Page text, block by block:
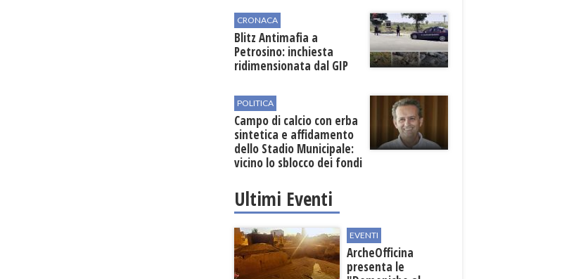
CRONACA
Blitz Antimafia a
Petrosino: inchiesta
ridimensionata dal GIP
POLITICA
Campo di calcio con erba
sintetica e affidamento
dello Stadio Municipale:
vicino lo sblocco dei fondi
Ultimi Eventi
EVENTI
ArcheOfficina
presenta le